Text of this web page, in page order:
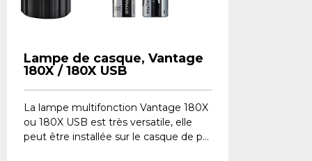
Lampe de casque, Vantage
180X / 180X USB
La lampe multifonction Vantage 180X
ou 180X USB est très versatile, elle
peut être installée sur le casque de p...